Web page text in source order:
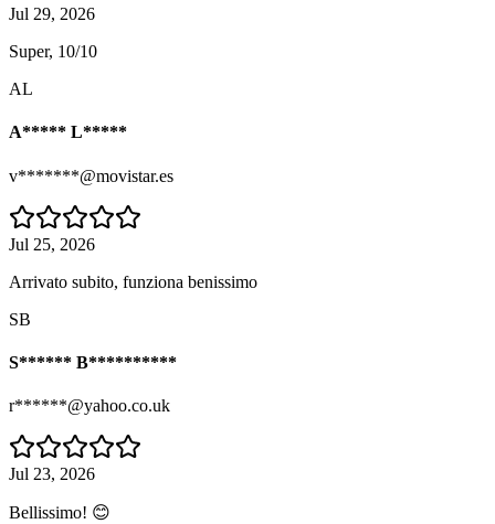
Jul 29, 2026
Super, 10/10
AL
A***** L*****
v*******@movistar.es
Jul 25, 2026
Arrivato subito, funziona benissimo
SB
S****** B**********
r******@yahoo.co.uk
Jul 23, 2026
Bellissimo! 😊